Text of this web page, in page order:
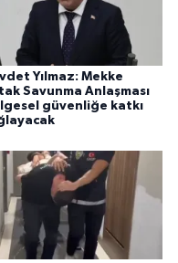
Yılmaz: Mekke
Savunma Anlaşması
güvenliğe katkı